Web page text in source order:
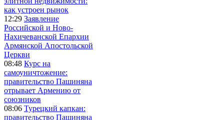
как устроен рынок
12:29 Заявление
Российской и Ново-
Нахичеванской Епархии
Армянской Апостольской
Церкви
08:48 Курс на
самоуничтожение:
правительство Пашиняна
отрывает Армению от
союзников
08:06 Турецкий капкан:
правительство Пашиняна